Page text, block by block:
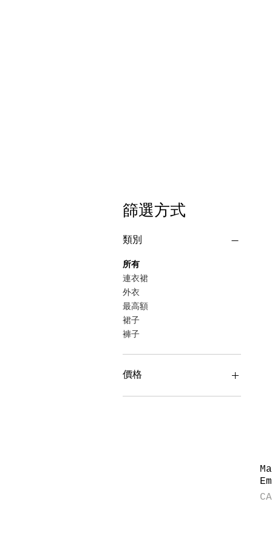
篩選方式
類別
所有
連衣裙
外衣
最高額
裙子
褲子
價格
價